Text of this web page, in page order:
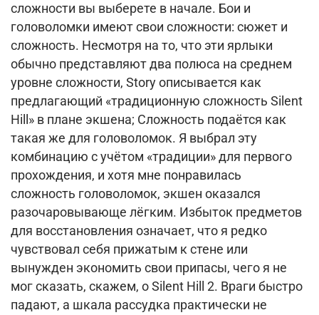
сложности вы выберете в начале. Бои и
головоломки имеют свои сложности: сюжет и
сложность. Несмотря на то, что эти ярлыки
обычно представляют два полюса на среднем
уровне сложности, Story описывается как
предлагающий «традиционную сложность Silent
Hill» в плане экшена; Сложность подаётся как
такая же для головоломок. Я выбрал эту
комбинацию с учётом «традиции» для первого
прохождения, и хотя мне понравилась
сложность головоломок, экшен оказался
разочаровывающе лёгким. Избыток предметов
для восстановления означает, что я редко
чувствовал себя прижатым к стене или
вынужден экономить свои припасы, чего я не
мог сказать, скажем, о Silent Hill 2. Враги быстро
падают, а шкала рассудка практически не